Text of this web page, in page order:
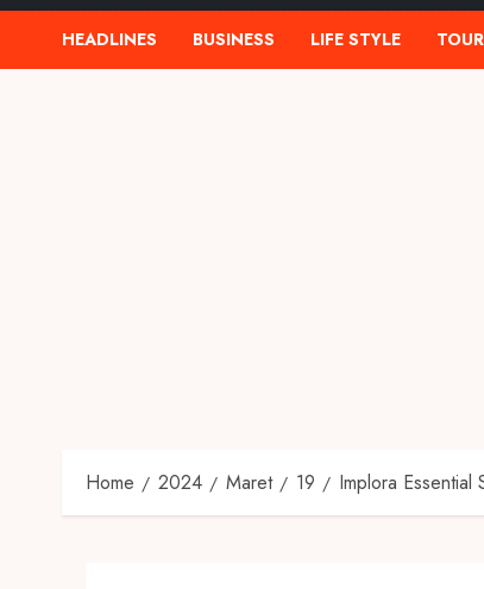
HEADLINES BUSINESS LIFE STYLE
Home 2024 Maret 19 Implora Essential